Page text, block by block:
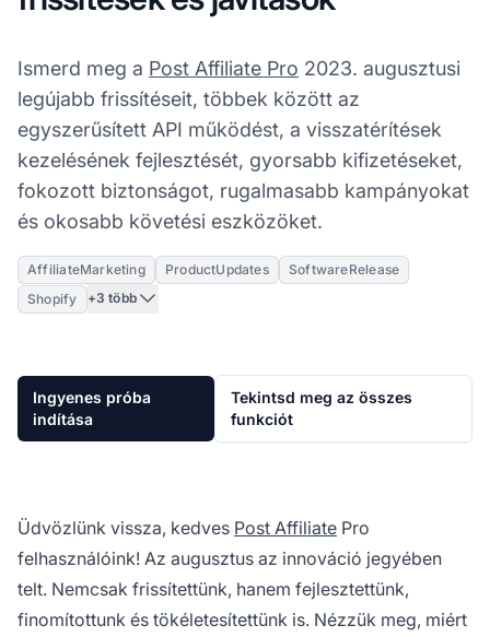
Ismerd meg a Post Affiliate Pro 2023. augusztusi
legújabb frissítéseit, többek között az
egyszerűsített API működést, a visszatérítések
kezelésének fejlesztését, gyorsabb kifizetéseket,
fokozott biztonságot, rugalmasabb kampányokat
és okosabb követési eszközöket.
AffiliateMarketing ProductUpdates
SoftwareRelease
Shopify
+3 több
Ingyenes próba
indítása
Tekintsd meg az összes
funkciót
Üdvözlünk vissza, kedves Post Affiliate Pro
felhasználóink! Az augusztus az innováció jegyében
telt. Nemcsak frissítettünk, hanem fejlesztettünk,
finomítottunk és tökéletesítettünk is. Nézzük meg, miért